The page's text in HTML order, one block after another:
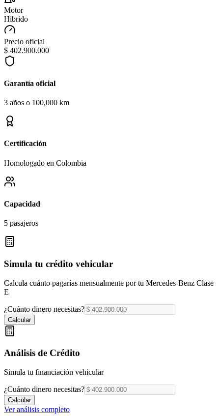
Motor
Híbrido
Precio oficial
$ 402.900.000
Garantía oficial
3 años o 100,000 km
Certificación
Homologado en Colombia
Capacidad
5 pasajeros
Simula tu crédito vehicular
Calcula cuánto pagarías mensualmente por tu Mercedes-Benz Clase
E
¿Cuánto dinero necesitas?
Calcular
Análisis de Crédito
Simula tu financiación vehicular
¿Cuánto dinero necesitas?
Calcular
Ver análisis completo